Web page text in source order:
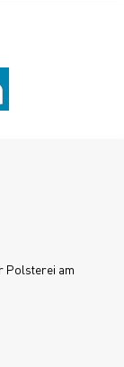
Polsterei am